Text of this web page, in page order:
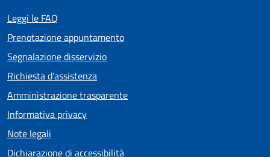
Leggi le FAQ
Prenotazione appuntamento
Segnalazione disservizio
Richiesta d'assistenza
Amministrazione trasparente
Informativa privacy
Note legali
Dichiarazione di accessibilità